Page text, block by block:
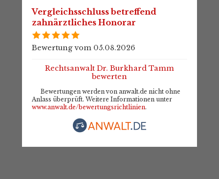
Vergleichsschluss betreffend
zahnärztliches Honorar
Bewertung vom 05.08.2026
Rechtsanwalt Dr. Burkhard Tamm
bewerten
Bewertungen werden von anwalt.de nicht ohne
Anlass überprüft. Weitere Informationen unter
www.anwalt.de/bewertungsrichtlinien.